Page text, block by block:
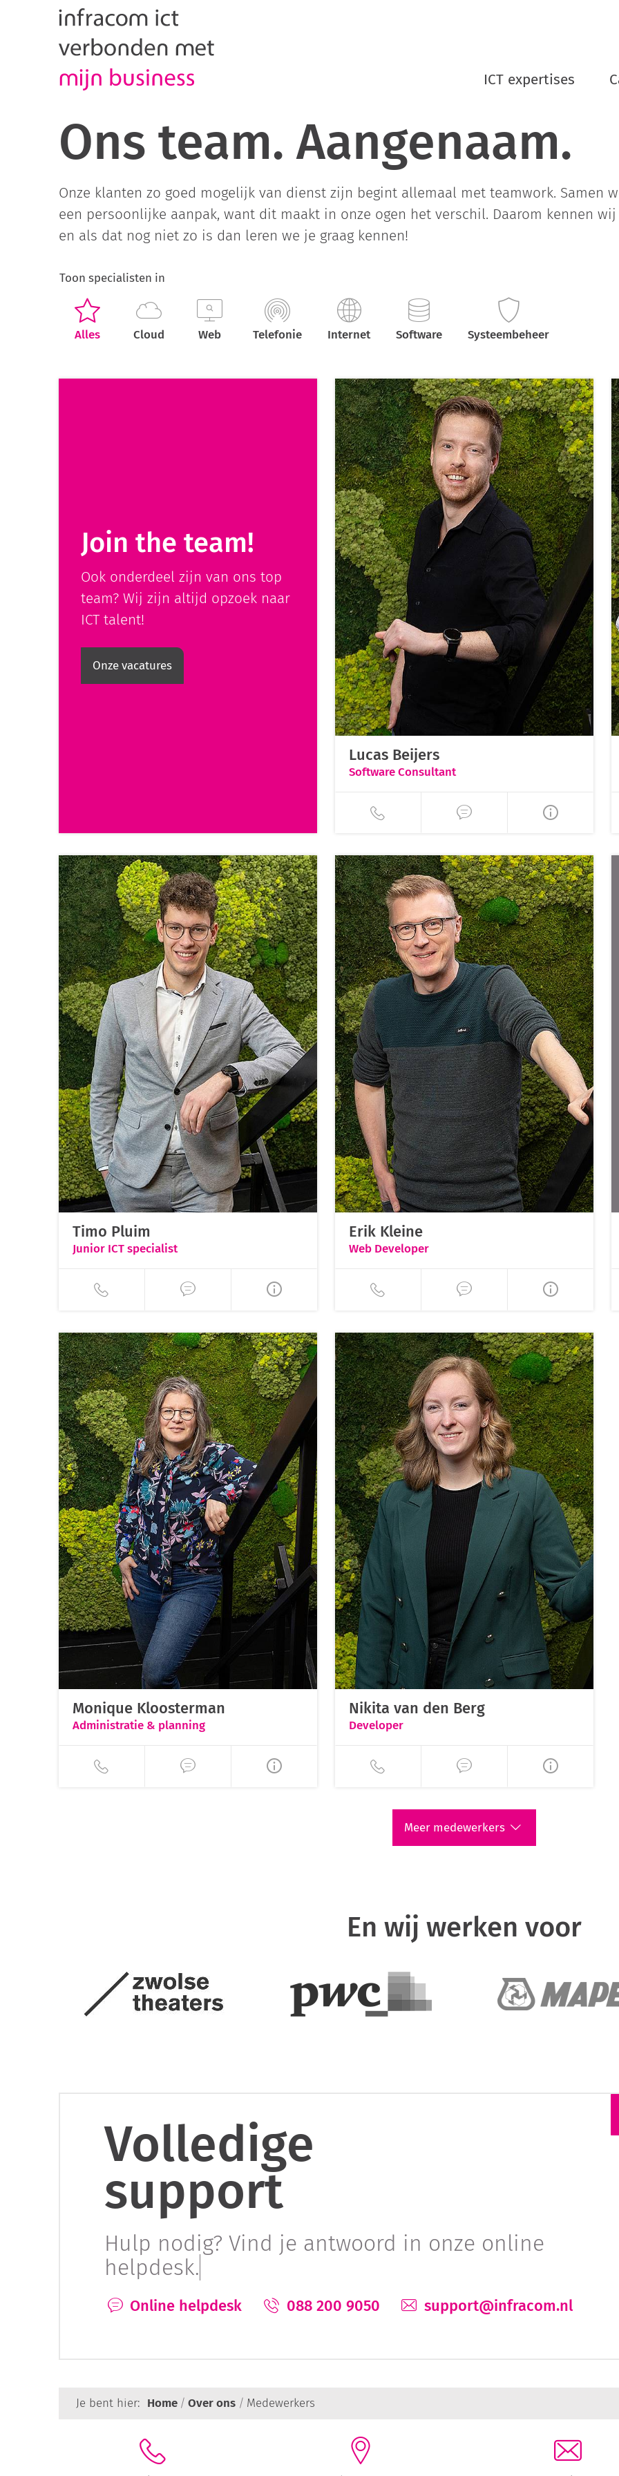
ICT expertises
Ons team. Aangenaam.
Onze klanten zo goed mogelijk van dienst zijn begint allemaal met teamwork. Samen
een persoonlijke aanpak, want dit maakt in onze ogen het verschil. Daarom kennen
en als dat nog niet zo is dan leren we je graag kennen!
Toon specialisten in
Alles Cloud Web Telefonie Internet Software Systeembeheer
Join the team!
Ook onderdeel zijn van ons top
team? Wij zijn altijd opzoek naar
ICT talent!
Onze vacatures
Lucas Beijers
Software Consultant
Timo Pluim
Junior ICT specialist
Erik Kleine
Web Developer
Monique Kloosterman
Administratie & planning
Nikita van den Berg
Developer
Meer medewerkers
En wij werken voor
Volledige
support
Hulp nodig? Vind je antwoord in onze online
helpdesk.
Online helpdesk 088 200 9050 support@infracom.nl
Je bent hier: Home Over ons Medewerkers